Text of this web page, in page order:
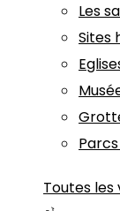
Les
Sites
Toutes les